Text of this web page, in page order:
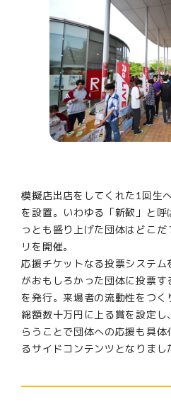
模擬店出店をしてくれた1回生
を設置。いわゆる「新歓」と
っとも盛り上げた団体はどこ
リを開催。
応援チケットなる投票システ
がおもしろかった団体に投票
を発行。来場者の流動性をつく
総額数十万円に上る賞を設定
らうことで団体への応援も具
るサイドコンテンツとなりまし